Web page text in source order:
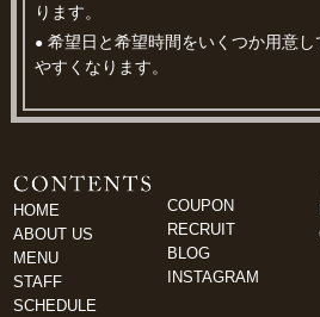
ります。
● 希望日と希望時間をいくつか用意
やすくなります。
HOME
ABOUT US
MENU
STAFF
SCHEDULE
COUPON
RECRUIT
BLOG
INSTAGRAM